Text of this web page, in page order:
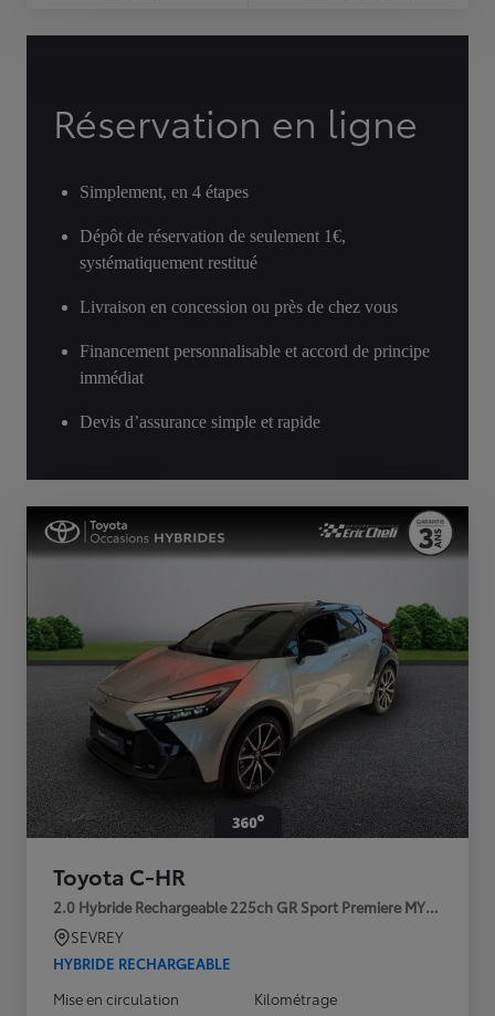
Réservation en ligne
Simplement, en 4 étapes
Dépôt de réservation de seulement 1€,
systématiquement restitué
Livraison en concession ou près de chez vous
Financement personnalisable et accord de principe
immédiat
Devis d’assurance simple et rapide
Toyota C-HR
2.0 Hybride Rechargeable 225ch GR Sport Premiere MY25
SEVREY
HYBRIDE RECHARGEABLE
Mise en circulation
Kilométrage